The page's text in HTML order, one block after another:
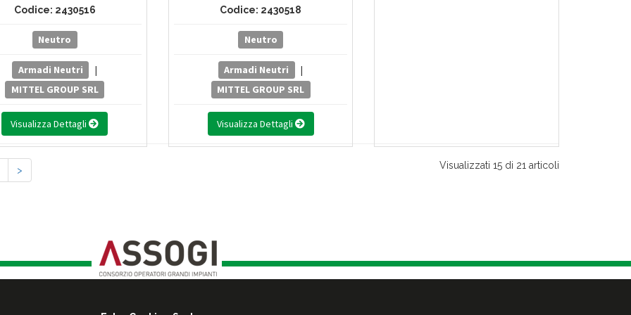
Codice: 2430516
Neutro
Armadi Neutri
|
MITTEL GROUP SRL
Visualizza Dettagli
Codice: 2430518
Neutro
Armadi Neutri
|
MITTEL GROUP SRL
Visualizza Dettagli
> Visualizzati 15 di 21 articoli